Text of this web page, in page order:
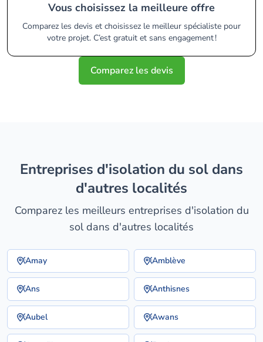
Vous choisissez la meilleure offre
Comparez les devis et choisissez le meilleur spécialiste pour
votre projet. C’est gratuit et sans engagement !
Comparez les devis
entreprises d'isolation du sol dans
d'autres localités
Comparez les meilleurs entreprises d'isolation du
sol dans d'autres localités
Amay Amblève
Ans Anthisnes
Aubel Awans